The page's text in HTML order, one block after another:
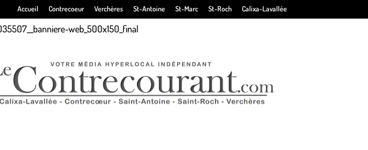
Accueil Contrecoeur Verchères St-Antoine St-Marc St-Roch Calixa-Lavallée